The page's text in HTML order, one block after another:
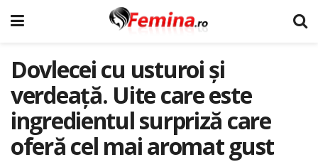
Dovlecei cu usturoi și
verdeață. Uite care este
ingredientul surpriză care
oferă cel mai aromat gust